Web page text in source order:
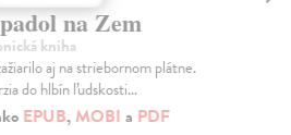
na Zem
kniha
aj na striebornom plátne.
do hlbín ľudskosti...
EPUB,MOBI a PDF